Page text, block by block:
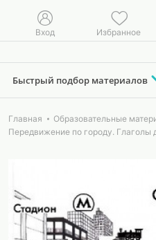
Вход Избранное
Быстрый подбор материалов
Главная
Образовательные
Передвижение по городу. Глаголы